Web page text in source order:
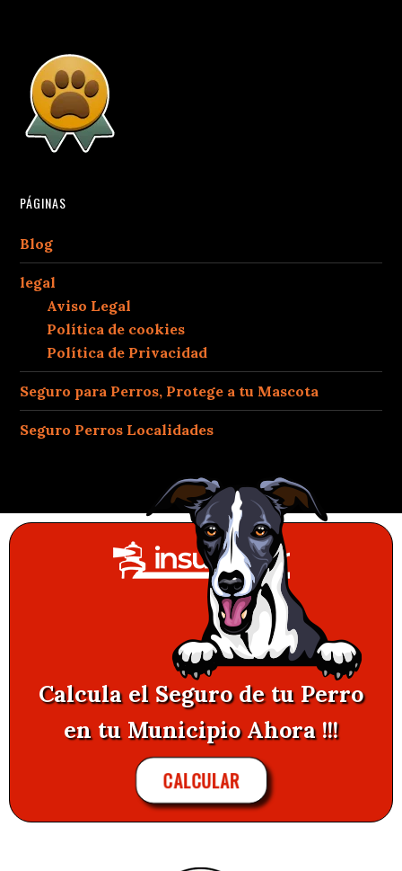
PÁGINAS
Blog
legal
Aviso Legal
Política de cookies
Política de Privacidad
Seguro para Perros, Protege a tu Mascota
Seguro Perros Localidades
Calcula el Seguro de tu Perro
en tu Municipio Ahora !!!
CALCULAR